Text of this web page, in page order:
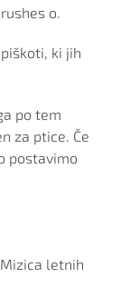
o.
ki jih
po tem
za ptice. Če
postavimo
letnih